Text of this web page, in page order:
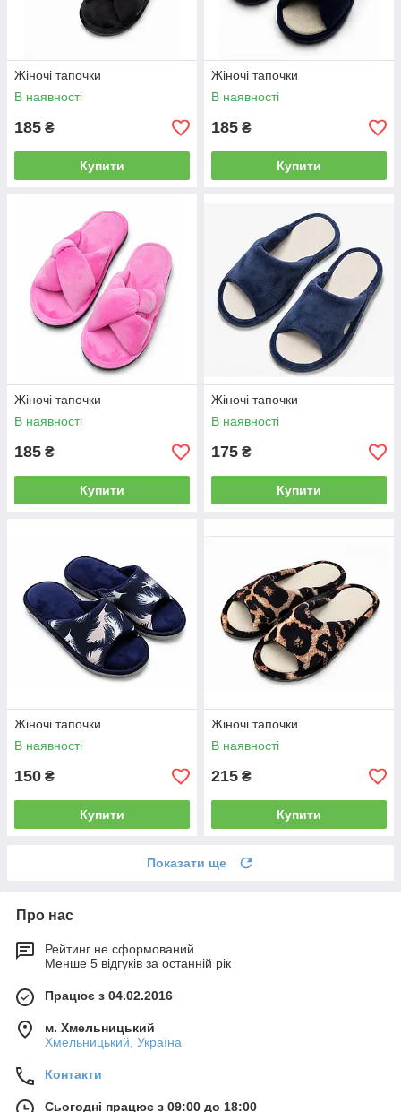
Жіночі тапочки
В наявності
185 ₴
Купити
Жіночі тапочки
В наявності
185 ₴
Купити
Жіночі тапочки
В наявності
185 ₴
Купити
Жіночі тапочки
В наявності
175 ₴
Купити
Жіночі тапочки
В наявності
150 ₴
Купити
Жіночі тапочки
В наявності
215 ₴
Купити
Показати ще
Про нас
Рейтинг не сформований
Менше 5 відгуків за останній рік
Працює з 04.02.2016
м. Хмельницький
Хмельницький, Україна
Контакти
Сьогодні працює з 09:00 до 18:00